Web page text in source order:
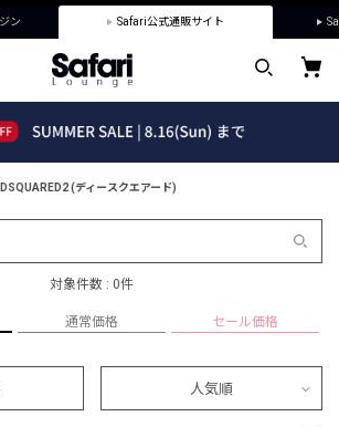
ン Safari公式通販サイト
(ディースクエアード)
対象件数 : 0件
通常価格 セール価格
人気順